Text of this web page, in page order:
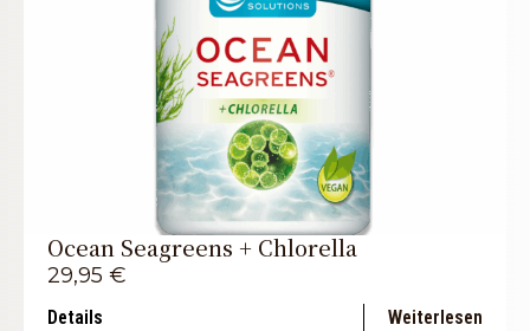
Ocean Seagreens + Chlorella
29,95 €
Details Weiterlesen